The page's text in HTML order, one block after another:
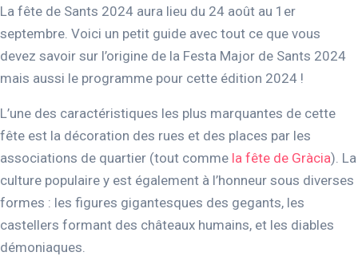
La fête de Sants 2024 aura lieu du 24 août au 1er
septembre. Voici un petit guide avec tout ce que vous
devez savoir sur l’origine de la Festa Major de Sants 2024
mais aussi le programme pour cette édition 2024 !
L’une des caractéristiques les plus marquantes de cette
fête est la décoration des rues et des places par les
associations de quartier (tout comme la fête de Gràcia). La
culture populaire y est également à l’honneur sous diverses
formes : les figures gigantesques des gegants, les
castellers formant des châteaux humains, et les diables
démoniaques.